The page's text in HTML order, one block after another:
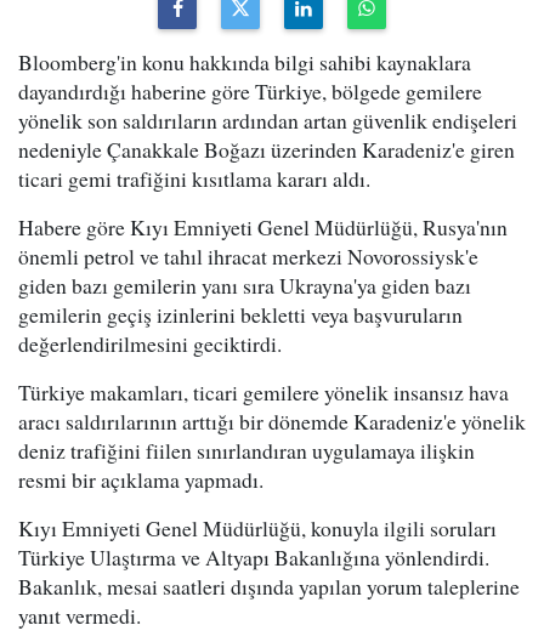
Bloomberg'in konu hakkında bilgi sahibi kaynaklara
dayandırdığı haberine göre Türkiye, bölgede gemilere
yönelik son saldırıların ardından artan güvenlik endişeleri
nedeniyle Çanakkale Boğazı üzerinden Karadeniz'e giren
ticari gemi trafiğini kısıtlama kararı aldı.
Habere göre Kıyı Emniyeti Genel Müdürlüğü, Rusya'nın
önemli petrol ve tahıl ihracat merkezi Novorossiysk'e
giden bazı gemilerin yanı sıra Ukrayna'ya giden bazı
gemilerin geçiş izinlerini bekletti veya başvuruların
değerlendirilmesini geciktirdi.
Türkiye makamları, ticari gemilere yönelik insansız hava
aracı saldırılarının arttığı bir dönemde Karadeniz'e yönelik
deniz trafiğini fiilen sınırlandıran uygulamaya ilişkin
resmi bir açıklama yapmadı.
Kıyı Emniyeti Genel Müdürlüğü, konuyla ilgili soruları
Türkiye Ulaştırma ve Altyapı Bakanlığına yönlendirdi.
Bakanlık, mesai saatleri dışında yapılan yorum taleplerine
yanıt vermedi.